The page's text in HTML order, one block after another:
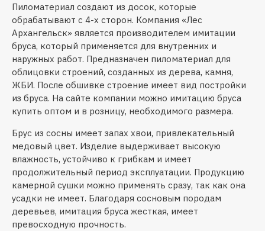
Пиломатериал создают из досок, которые
обрабатывают с 4-х сторон. Компания «Лес
Архангельск» является производителем имитации
бруса, который применяется для внутренних и
наружных работ. Предназначен пиломатериал для
облицовки строений, созданных из дерева, камня,
ЖБИ. После обшивке строение имеет вид постройки
из бруса. На сайте компании можно имитацию бруса
купить оптом и в розницу, необходимого размера.
Брус из сосны имеет запах хвои, привлекательный
медовый цвет. Изделие выдерживает высокую
влажность, устойчиво к грибкам и имеет
продолжительный период эксплуатации. Продукцию
камерной сушки можно применять сразу, так как она
усадки не имеет. Благодаря сосновым породам
деревьев, имитация бруса жесткая, имеет
превосходную прочность.